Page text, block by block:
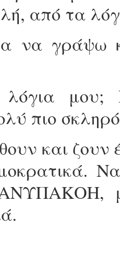
από τα
να γράψω
μου;
πιο
και ζουν
ΑΝΥΠΑΚΟΗ,